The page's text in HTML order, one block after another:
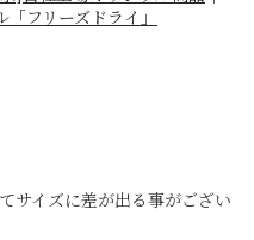
フリーズドライ」
サイズに差が出る事がござい